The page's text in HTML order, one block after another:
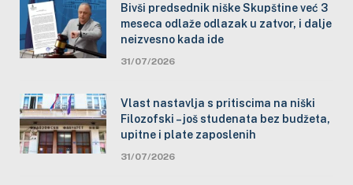
Bivši predsednik niške Skupštine već 3
meseca odlaže odlazak u zatvor, i dalje
neizvesno kada ide
31/07/2026
Vlast nastavlja s pritiscima na niški
Filozofski – još studenata bez budžeta,
upitne i plate zaposlenih
31/07/2026